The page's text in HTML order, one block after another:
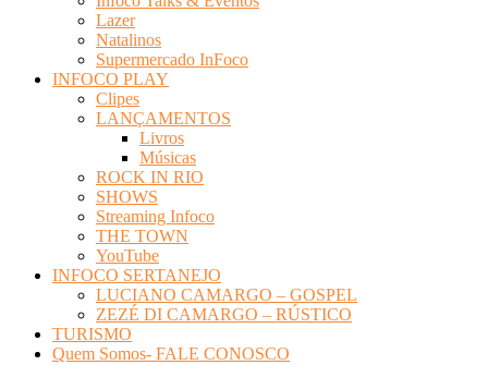
Lazer
Natalinos
Supermercado InFoco
INFOCO PLAY
Clipes
LANÇAMENTOS
Livros
Músicas
ROCK IN RIO
SHOWS
Streaming Infoco
THE TOWN
YouTube
INFOCO SERTANEJO
LUCIANO CAMARGO – GOSPEL
ZEZÉ DI CAMARGO – RÚSTICO
TURISMO
Quem Somos- FALE CONOSCO